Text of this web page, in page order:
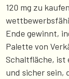
120 mg zu
Ende gewinnt,
Palette von
Schaltfläche, ist
und sicher sein,